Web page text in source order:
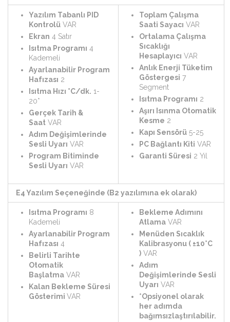
Yazılım Tabanlı PID
Kontrolü VAR
Ekran 4 Satır
Isıtma Programı 4
Kademeli
Ayarlanabilir Program
Hafızası 2
Isıtma Hızı °C/dk. 1-
20*
Gerçek Tarih &
Saat VAR
Adım Değişimlerinde
Sesli Uyarı VAR
Program Bitiminde
Sesli Uyarı VAR
Toplam Çalışma
Saati Sayacı VAR
Ortalama Çalışma
Sıcaklığı
Hesaplayıcı VAR
Anlık Enerji Tüketim
Göstergesi 7
Segment
Isıtma Programı 2
Aşırı Isınma Otomatik
Kesme 2
Kapı Sensörü 5-25
PC Bağlantı Kiti VAR
Garanti Süresi 2 Yıl
E4 Yazılım Seçeneğinde (B2 yazılımına ek olarak)
Isıtma Programı 8
Kademeli
Ayarlanabilir Program
Hafızası 4
Belirli Tarihte
Otomatik
Başlatma VAR
Kalan Bekleme Süresi
Gösterimi VAR
Bekleme Adımını
Atlama VAR
Menüden Sıcaklık
Kalibrasyonu ( ±10°C
) VAR
Adım
Değişimlerinde Sesli
Uyarı VAR
*Opsiyonel olarak
her adımda
bağımsızlaştırılabilir.